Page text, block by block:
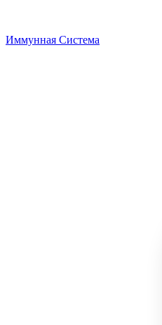
Иммунная Система